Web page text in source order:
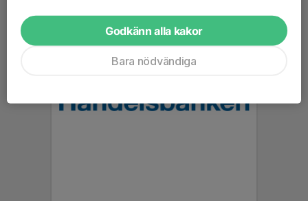
Godkänn alla kakor
Bara nödvändiga